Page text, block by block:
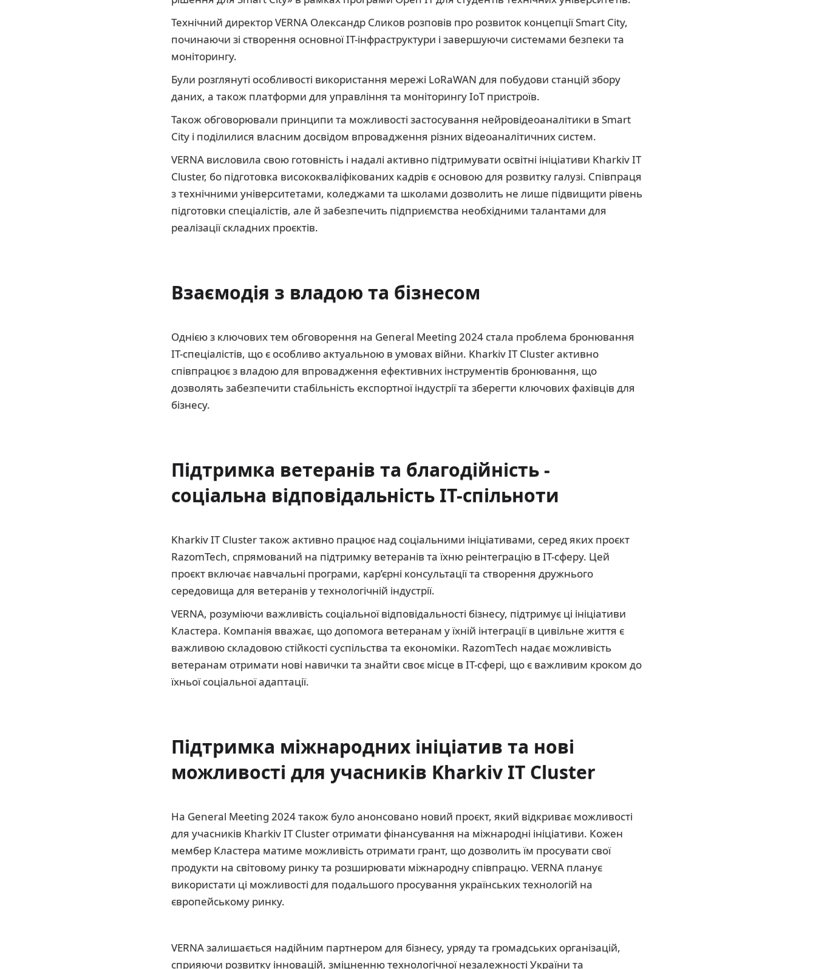
Технічний директор VERNA Олександр Сликов розповів про розвиток концепції Smart City,
починаючи зі створення основної IT-інфраструктури і завершуючи системами безпеки та
моніторингу.
Були розглянуті особливості використання мережі LoRaWAN для побудови станцій збору
даних, а також платформи для управління та моніторингу IoT пристроїв.
Також обговорювали принципи та можливості застосування нейровідеоаналітики в Smart
City і поділилися власним досвідом впровадження різних відеоаналітичних систем.
VERNA висловила свою готовність і надалі активно підтримувати освітні ініціативи Kharkiv IT
Cluster, бо підготовка висококваліфікованих кадрів є основою для розвитку галузі. Співпраця
з технічними університетами, коледжами та школами дозволить не лише підвищити рівень
підготовки спеціалістів, але й забезпечить підприємства необхідними талантами для
реалізації складних проєктів.
Взаємодія з владою та бізнесом
Однією з ключових тем обговорення на General Meeting 2024 стала проблема бронювання
IT-спеціалістів, що є особливо актуальною в умовах війни. Kharkiv IT Cluster активно
співпрацює з владою для впровадження ефективних інструментів бронювання, що
дозволять забезпечити стабільність експортної індустрії та зберегти ключових фахівців для
бізнесу.
Підтримка ветеранів та благодійність -
соціальна відповідальність IT-спільноти
Kharkiv IT Cluster також активно працює над соціальними ініціативами, серед яких проєкт
RazomTech, спрямований на підтримку ветеранів та їхню реінтеграцію в IT-сферу. Цей
проєкт включає навчальні програми, кар’єрні консультації та створення дружнього
середовища для ветеранів у технологічній індустрії.
VERNA, розуміючи важливість соціальної відповідальності бізнесу, підтримує ці ініціативи
Кластера. Компанія вважає, що допомога ветеранам у їхній інтеграції в цивільне життя є
важливою складовою стійкості суспільства та економіки. RazomTech надає можливість
ветеранам отримати нові навички та знайти своє місце в IT-сфері, що є важливим кроком до
їхньої соціальної адаптації.
Підтримка міжнародних ініціатив та нові
можливості для учасників Kharkiv IT Cluster
На General Meeting 2024 також було анонсовано новий проєкт, який відкриває можливості
для учасників Kharkiv IT Cluster отримати фінансування на міжнародні ініціативи. Кожен
мембер Кластера матиме можливість отримати грант, що дозволить їм просувати свої
продукти на світовому ринку та розширювати міжнародну співпрацю. VERNA планує
використати ці можливості для подальшого просування українських технологій на
європейському ринку.
VERNA залишається надійним партнером для бізнесу, уряду та громадських організацій,
сприяючи розвитку інновацій, зміцненню технологічної незалежності України та